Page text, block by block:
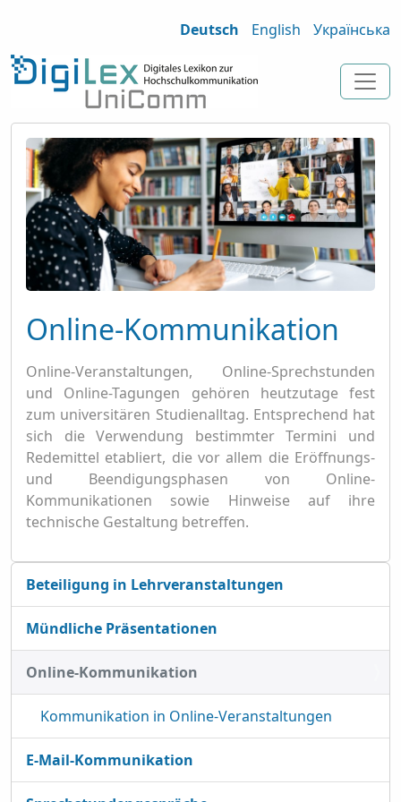
Deutsch English Українська
Online-Kommunikation
Online-Veranstaltungen, Online-Sprechstunden
und Online-Tagungen gehören heutzutage fest
zum universitären Studienalltag. Entsprechend hat
sich die Verwendung bestimmter Termini und
Redemittel etabliert, die vor allem die Eröffnungs-
und Beendigungsphasen von Online-
Kommunikationen sowie Hinweise auf ihre
technische Gestaltung betreffen.
N
t
o
Beteiligung in Lehrveranstaltungen
Mündliche Präsentationen
Online-Kommunikation
Kommunikation in Online-Veranstaltungen
E-Mail-Kommunikation